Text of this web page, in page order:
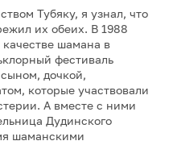
Тубяку, я узнал, что
их обеих. В 1988
качестве шамана в
фестиваль
дочкой,
которые участвовали
А вместе с ними
Дудинского
шаманскими